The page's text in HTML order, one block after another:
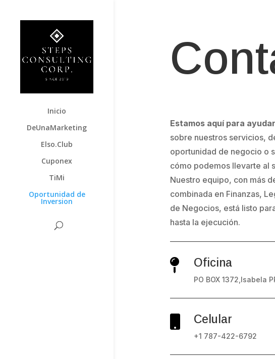
Inicio
DeUnaMarketing
Elso.Club
Cuponex
TiMi
Oportunidad de
Inversion
Estamos aquí para
sobre nuestros servicios,
oportunidad de negocio o
cómo podemos llevarte al
Nuestro equipo, con más
combinada en Finanzas,
de Negocios, está listo
hasta la ejecución.
 Oficina
PO BOX 1372,Isabela
Celular
+1 787-422-6792